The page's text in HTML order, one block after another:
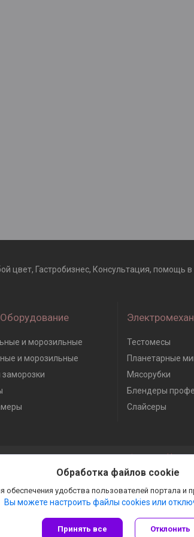
цвет, Гастробизнес, Консультация,
и морозильные
и морозильные
Тестомесы
Планетарные
Мясорубки
Блендеры
Слайсеры
Сайт создан на платформе Deal.by
Политика обработки файлов cookies
Обработка файлов cookie
удобства пользователей портала и
Вы можете настроить файлы cookies или
Принять все Отклонить
Гастробизнес |
Пожаловаться на контент
Select Language ▼